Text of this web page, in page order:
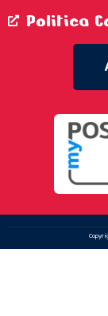
Politica